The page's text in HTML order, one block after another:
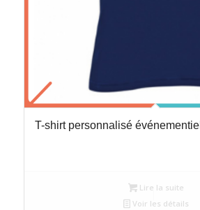
T-shirt personnalisé événementiel
Lire la suite
Voir les détails